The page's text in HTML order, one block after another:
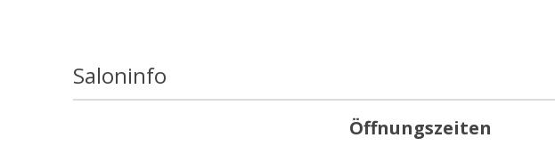
Saloninfo
Öffnungszeiten